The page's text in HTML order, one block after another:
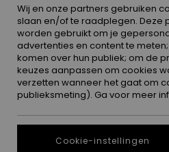
Wij en onze partners gebruiken
slaan en/of te raadplegen. Deze
worden gebruikt om je
advertenties en content te
komen over hun publiek; om de
keuzes aanpassen om cookies
verzetten wanneer het gaat om
publieksmeting). Ga voor meer
Cookie-instellingen